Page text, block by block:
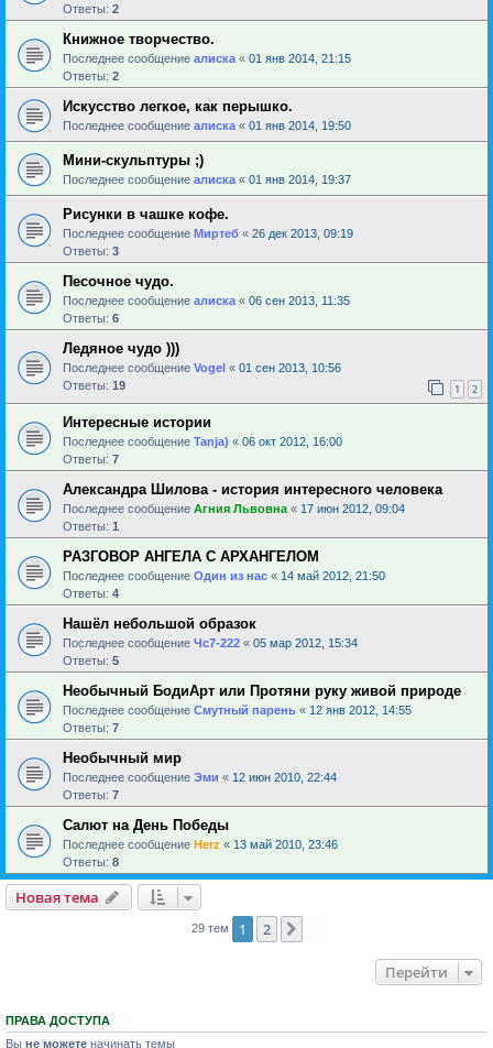
Ответы: 2
Книжное творчество.
Последнее сообщение алиска « 01 янв 2014, 21:15
Ответы: 2
Искусство легкое, как перышко.
Последнее сообщение алиска « 01 янв 2014, 19:50
Мини-скульптуры ;)
Последнее сообщение алиска « 01 янв 2014, 19:37
Рисунки в чашке кофе.
Последнее сообщение Миртеб « 26 дек 2013, 09:19
Ответы: 3
Песочное чудо.
Последнее сообщение алиска « 06 сен 2013, 11:35
Ответы: 6
Ледяное чудо )))
Последнее сообщение Vogel « 01 сен 2013, 10:56
Ответы: 19 1 2
Интересные истории
Последнее сообщение Tanja) « 06 окт 2012, 16:00
Ответы: 7
Александра Шилова - история интересного человека
Последнее сообщение Агния Львовна « 17 июн 2012, 09:04
Ответы: 1
РАЗГОВОР АНГЕЛА С АРХАНГЕЛОМ
Последнее сообщение Один из нас « 14 май 2012, 21:50
Ответы: 4
Нашёл небольшой образок
Последнее сообщение Чс7-222 « 05 мар 2012, 15:34
Ответы: 5
Необычный БодиАрт или Протяни руку живой природе
Последнее сообщение Смутный парень « 12 янв 2012, 14:55
Ответы: 7
Необычный мир
Последнее сообщение Эми « 12 июн 2010, 22:44
Ответы: 7
Салют на День Победы
Последнее сообщение Herz « 13 май 2010, 23:46
Ответы: 8
Новая тема
29 тем 1 2
Перейти
ПРАВА ДОСТУПА
Вы не можете начинать темы